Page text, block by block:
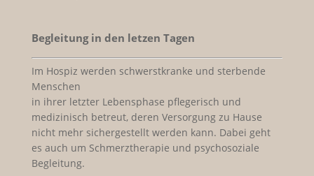
Begleitung in den letzen Tagen
Im Hospiz werden schwerstkranke und sterbende
Menschen
in ihrer letzter Lebensphase pflegerisch und
medizinisch betreut, deren Versorgung zu Hause
nicht mehr sichergestellt werden kann. Dabei geht
es auch um Schmerztherapie und psychosoziale
Begleitung.